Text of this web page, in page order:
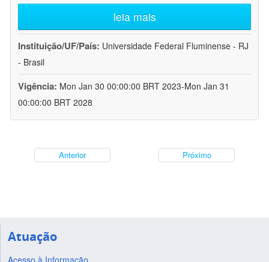
leia mais
Instituição/UF/País: Universidade Federal Fluminense - RJ
- Brasil
Vigência: Mon Jan 30 00:00:00 BRT 2023-Mon Jan 31
00:00:00 BRT 2028
Anterior Próximo
Atuação
Acesso à Informação